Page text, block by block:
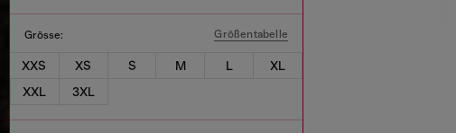
Grösse: Größentabelle
XXS XS S M L
XL
XXL
3XL